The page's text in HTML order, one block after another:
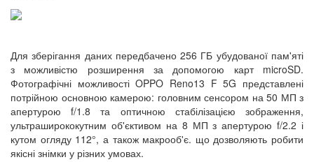
Для зберігання даних передбачено 256 ГБ убудованої пам'яті
з можливістю розширення за допомогою карт microSD.
Фотографічні можливості OPPO Reno13 F 5G представлені
потрійною основною камерою: головним сенсором на 50 МП з
апертурою f/1.8 та оптичною стабілізацією зображення,
ультраширококутним об'єктивом на 8 МП з апертурою f/2.2 і
кутом огляду 112°, а також макрооб'є. що дозволяють робити
якісні знімки у різних умовах.